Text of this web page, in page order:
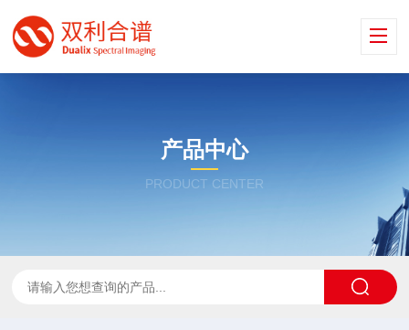
产品中心
PRODUCT CENTER